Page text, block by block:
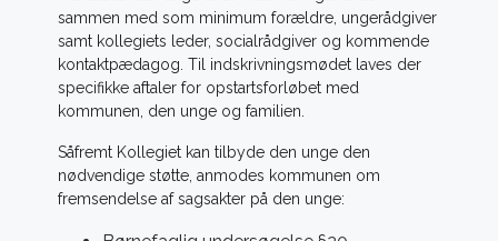
sammen med som minimum forældre, ungerådgiver
samt kollegiets leder, socialrådgiver og kommende
kontaktpædagog. Til indskrivningsmødet laves der
specifikke aftaler for opstartsforløbet med
kommunen, den unge og familien.
Såfremt Kollegiet kan tilbyde den unge den
nødvendige støtte, anmodes kommunen om
fremsendelse af sagsakter på den unge: